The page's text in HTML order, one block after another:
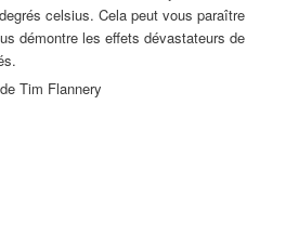
celsius. Cela peut vous paraître
démontre les effets dévastateurs de